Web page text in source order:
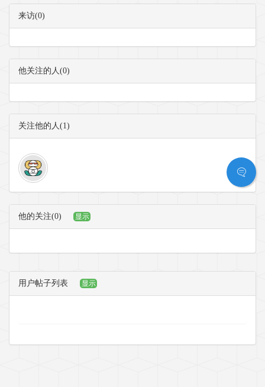
来访(0)
他关注的人(0)
关注他的人(1)
他的关注(0) 显示
用户帖子列表 显示